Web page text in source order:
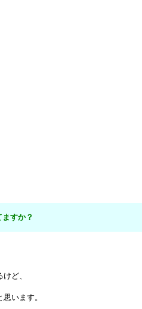
すか？
ど、
います。